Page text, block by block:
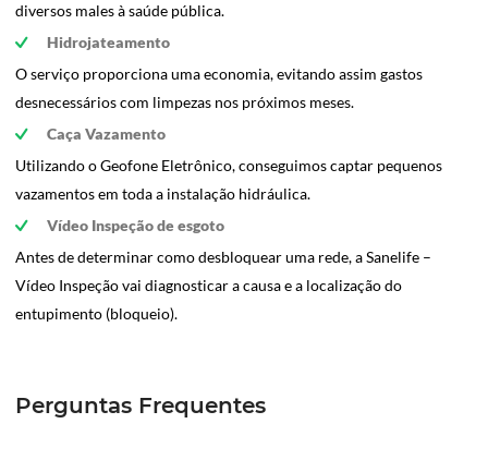
diversos males à saúde pública.
Hidrojateamento
O serviço proporciona uma economia, evitando assim gastos
desnecessários com limpezas nos próximos meses.
Caça Vazamento
Utilizando o Geofone Eletrônico, conseguimos captar pequenos
vazamentos em toda a instalação hidráulica.
Vídeo Inspeção de esgoto
Antes de determinar como desbloquear uma rede, a Sanelife –
Vídeo Inspeção vai diagnosticar a causa e a localização do
entupimento (bloqueio).
Perguntas Frequentes